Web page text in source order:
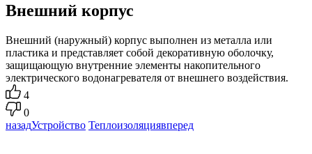
Внешний корпус
Внешний (наружный) корпус выполнен из металла или
пластика и представляет собой декоративную оболочку,
защищающую внутренние элементы накопительного
электрического водонагревателя от внешнего воздействия.
4
0
назадУстройство Теплоизоляциявперед